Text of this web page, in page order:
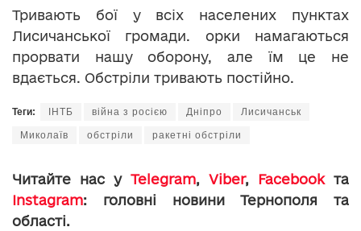
Тривають бої у всіх населених пунктах
Лисичанської громади. орки намагаються
прорвати нашу оборону, але їм це не
вдається. Обстріли тривають постійно.
Теги: ІНТБ війна з росією Дніпро Лисичанськ
Миколаїв обстріли ракетні обстріли
Читайте нас у Telegram, Viber, Facebookта
Instagram: головні новини Тернополя та
області.